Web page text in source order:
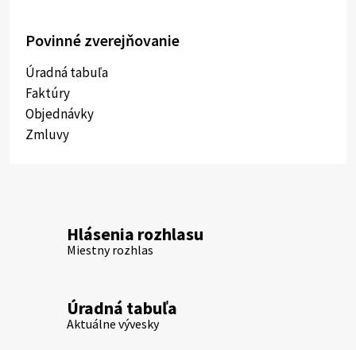
Povinné zverejňovanie
Úradná tabuľa
Faktúry
Objednávky
Zmluvy
Hlásenia rozhlasu
Miestny rozhlas
Úradná tabuľa
Aktuálne vývesky